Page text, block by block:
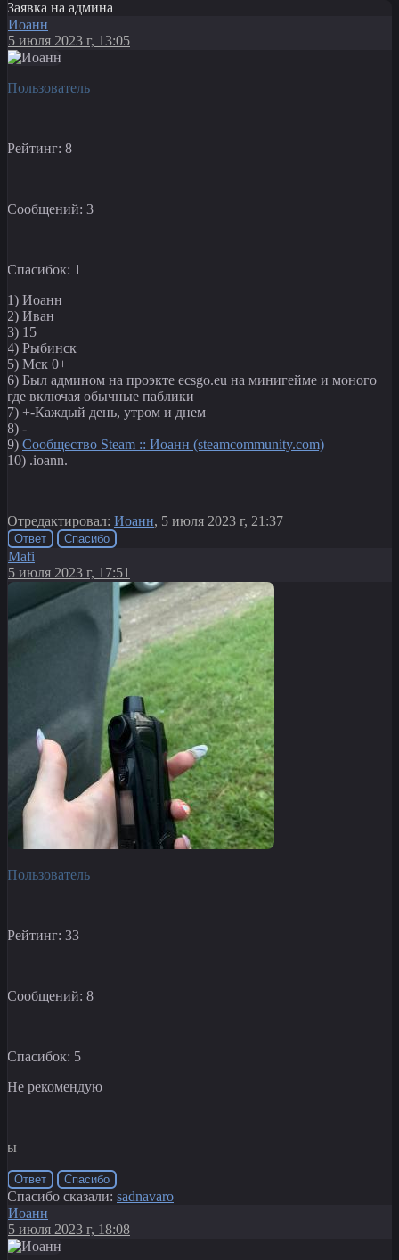
Заявка на админа
Иоанн
5 июля 2023 г, 13:05
Пользователь
Рейтинг: 8
Сообщений: 3
Спасибок: 1
1) Иоанн
2) Иван
3) 15
4) Рыбинск
5) Мск 0+
6) Был админом на проэкте ecsgo.eu на минигейме и моного
где включая обычные паблики
7) +-Каждый день, утром и днем
8) -
9) Сообщество Steam :: Иоанн (steamcommunity.com)
10) .ioann.
Отредактировал: Иоанн, 5 июля 2023 г, 21:37
Ответ Спасибо
Mafi
5 июля 2023 г, 17:51
Пользователь
Рейтинг: 33
Сообщений: 8
Спасибок: 5
Не рекомендую
ы
Ответ Спасибо
Спасибо сказали: sadnavaro
Иоанн
5 июля 2023 г, 18:08